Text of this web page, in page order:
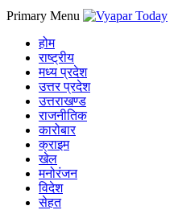
Primary Menu
होम
राष्ट्रीय
मध्य प्रदेश
उत्तर प्रदेश
उत्तराखण्ड
राजनीतिक
कारोबार
क्राइम
खेल
मनोरंजन
विदेश
सेहत